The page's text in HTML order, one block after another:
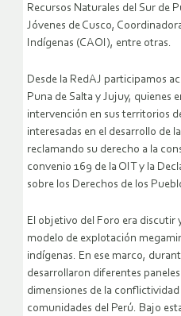
Recursos Naturales del Sur de
Jóvenes de Cusco,
Indígenas (CAOI), entre otras.
Desde la RedAJ participamos
Puna de Salta y Jujuy, quienes
intervención en sus territorios
interesadas en el desarrollo de
reclamando su derecho a la
convenio 169 de la OIT y la
sobre los Derechos de los
El objetivo del Foro era discutir
modelo de explotación
indígenas. En ese marco,
desarrollaron diferentes
dimensiones de la
comunidades del Perú. Bajo